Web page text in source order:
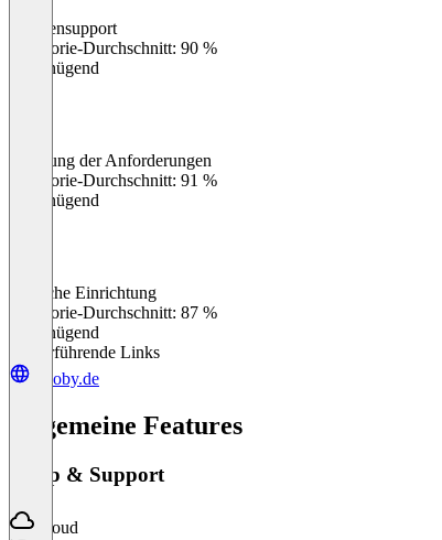
Kundensupport
Kategorie-Durchschnitt: 90 %
Ungenügend
Erfüllung der Anforderungen
Kategorie-Durchschnitt: 91 %
Ungenügend
Einfache Einrichtung
Kategorie-Durchschnitt: 87 %
Ungenügend
Weiterführende Links
innoby.de
Allgemeine Features
Setup & Support
Cloud